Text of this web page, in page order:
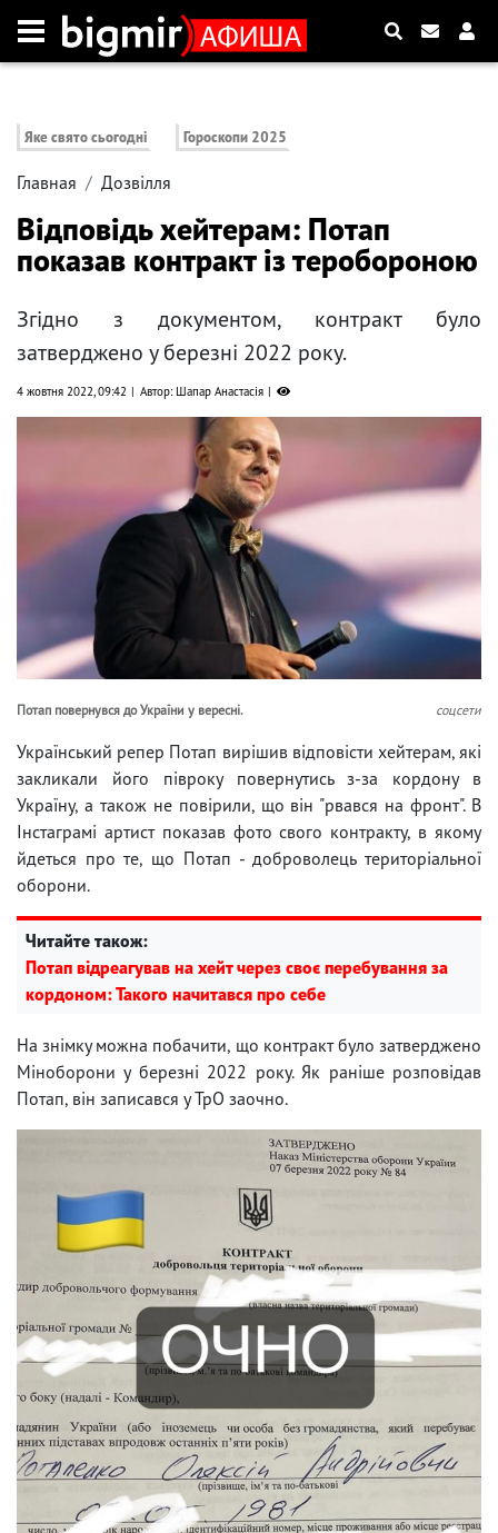
Яке свято сьогодні Гороскопи 2025
Главная Дозвілля
Відповідь хейтерам: Потап
показав контракт із теробороною
Згідно з документом, контракт було
затверджено у березні 2022 року.
4 жовтня 2022, 09:42 Автор: Шапар Анастасія
Потап повернувся до України у вересні. соцсети
Український репер Потап вирішив відповісти хейтерам, які
закликали його півроку повернутись з-за кордону в
Україну, а також не повірили, що він "рвався на фронт". В
Інстаграмі артист показав фото свого контракту, в якому
йдеться про те, що Потап - доброволець територіальної
оборони.
Читайте також:
Потап відреагував на хейт через своє перебування за
кордоном: Такого начитався про себе
На знімку можна побачити, що контракт було затверджено
Міноборони у березні 2022 року. Як раніше розповідав
Потап, він записався у ТрО заочно.